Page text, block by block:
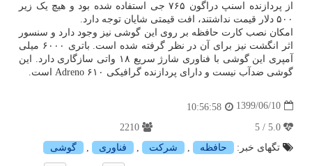
از پردازنده اسنپ دراگون ۷۶۵ جی استفاده شده بود و هیچ یک زیر
۵۰۰ دلار قیمت نداشتند، افت قیمتی شایان توجه دارد.
امکان نصب کارت حافظه بر روی این گوشی نیز وجود دارد و سنسور
اثر انگشت نیز برای آن در نظر گرفته شده است. باتری ۶۰۰۰ میلی
آمپری این گوشی با فناوری شارژ سریع ۱۸ واتی سازگاری دارد. این
گوشی ضدآب نیست و دارای پردازنده گرافیکی Adreno ۶۱۰ است.
1399/06/10
10:56:58
تگهای خبر:
حافظه شركت فناوری گوشی